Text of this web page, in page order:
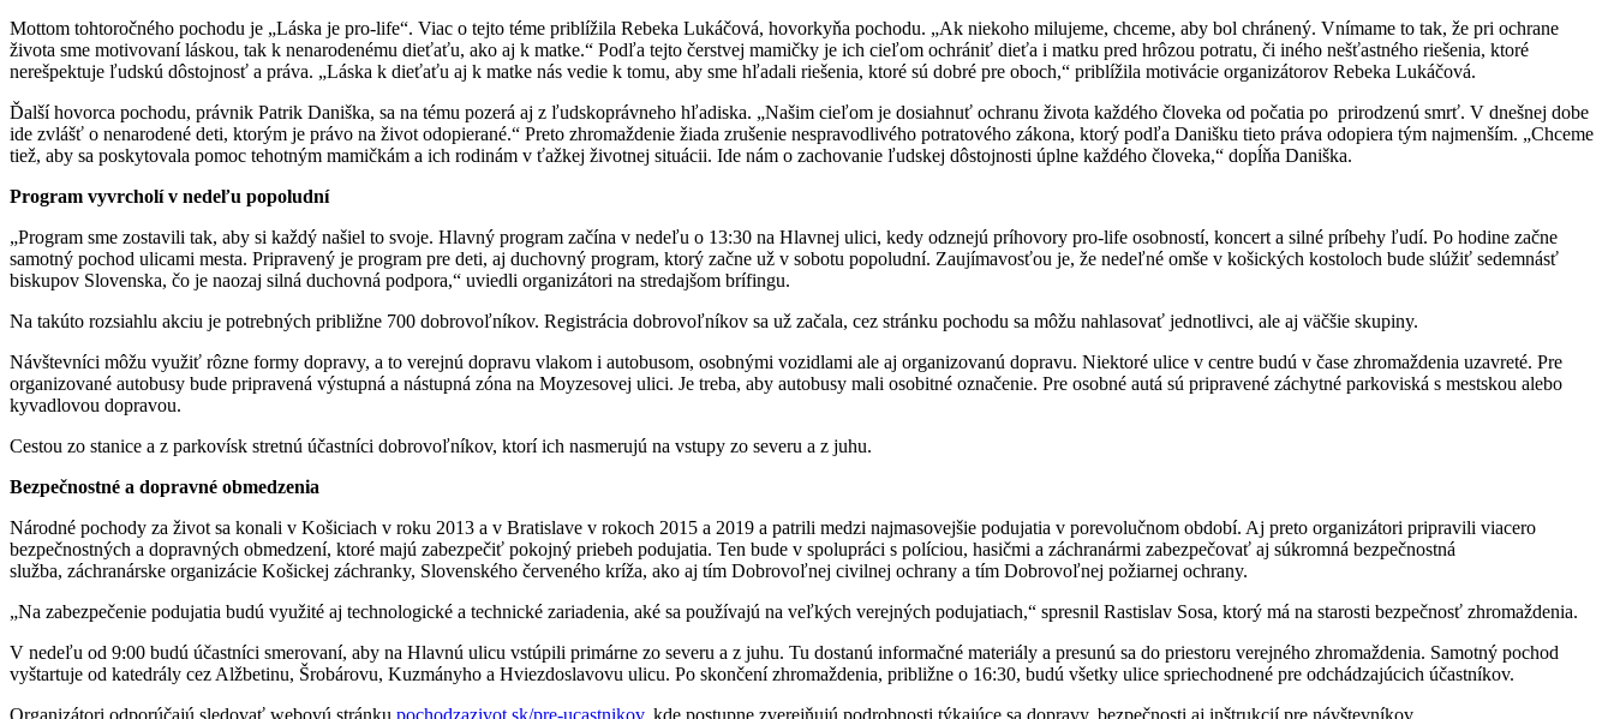
Mottom tohtoročného pochodu je „Láska je pro-life“. Viac o tejto téme priblížila Rebeka Lukáčová, hovorkyňa pochodu. „Ak niekoho milujeme, chceme, aby bol chránený. Vnímame to tak, že pri ochrane
života sme motivovaní láskou, tak k nenarodenému dieťaťu, ako aj k matke.“ Podľa tejto čerstvej mamičky je ich cieľom ochrániť dieťa i matku pred hrôzou potratu, či iného nešťastného riešenia, ktoré
nerešpektuje ľudskú dôstojnosť a práva. „Láska k dieťaťu aj k matke nás vedie k tomu, aby sme hľadali riešenia, ktoré sú dobré pre oboch,“ priblížila motivácie organizátorov Rebeka Lukáčová.
Ďalší hovorca pochodu, právnik Patrik Daniška, sa na tému pozerá aj z ľudskoprávneho hľadiska. „Našim cieľom je dosiahnuť ochranu života každého človeka od počatia po prirodzenú smrť. V dnešnej dobe
ide zvlášť o nenarodené deti, ktorým je právo na život odopierané.“ Preto zhromaždenie žiada zrušenie nespravodlivého potratového zákona, ktorý podľa Danišku tieto práva odopiera tým najmenším. „Chceme
tiež, aby sa poskytovala pomoc tehotným mamičkám a ich rodinám v ťažkej životnej situácii. Ide nám o zachovanie ľudskej dôstojnosti úplne každého človeka,“ dopĺňa Daniška.
Program vyvrcholí v nedeľu popoludní
„Program sme zostavili tak, aby si každý našiel to svoje. Hlavný program začína v nedeľu o 13:30 na Hlavnej ulici, kedy odznejú príhovory pro-life osobností, koncert a silné príbehy ľudí. Po hodine začne
samotný pochod ulicami mesta. Pripravený je program pre deti, aj duchovný program, ktorý začne už v sobotu popoludní. Zaujímavosťou je, že nedeľné omše v košických kostoloch bude slúžiť sedemnásť
biskupov Slovenska, čo je naozaj silná duchovná podpora,“ uviedli organizátori na stredajšom brífingu.
Na takúto rozsiahlu akciu je potrebných približne 700 dobrovoľníkov. Registrácia dobrovoľníkov sa už začala, cez stránku pochodu sa môžu nahlasovať jednotlivci, ale aj väčšie skupiny.
Návštevníci môžu využiť rôzne formy dopravy, a to verejnú dopravu vlakom i autobusom, osobnými vozidlami ale aj organizovanú dopravu. Niektoré ulice v centre budú v čase zhromaždenia uzavreté. Pre
organizované autobusy bude pripravená výstupná a nástupná zóna na Moyzesovej ulici. Je treba, aby autobusy mali osobitné označenie. Pre osobné autá sú pripravené záchytné parkoviská s mestskou alebo
kyvadlovou dopravou.
Cestou zo stanice a z parkovísk stretnú účastníci dobrovoľníkov, ktorí ich nasmerujú na vstupy zo severu a z juhu.
Bezpečnostné a dopravné obmedzenia
Národné pochody za život sa konali v Košiciach v roku 2013 a v Bratislave v rokoch 2015 a 2019 a patrili medzi najmasovejšie podujatia v porevolučnom období. Aj preto organizátori pripravili viacero
bezpečnostných a dopravných obmedzení, ktoré majú zabezpečiť pokojný priebeh podujatia. Ten bude v spolupráci s políciou, hasičmi a záchranármi zabezpečovať aj súkromná bezpečnostná
služba, záchranárske organizácie Košickej záchranky, Slovenského červeného kríža, ako aj tím Dobrovoľnej civilnej ochrany a tím Dobrovoľnej požiarnej ochrany.
„Na zabezpečenie podujatia budú využité aj technologické a technické zariadenia, aké sa používajú na veľkých verejných podujatiach,“ spresnil Rastislav Sosa, ktorý má na starosti bezpečnosť zhromaždenia.
V nedeľu od 9:00 budú účastníci smerovaní, aby na Hlavnú ulicu vstúpili primárne zo severu a z juhu. Tu dostanú informačné materiály a presunú sa do priestoru verejného zhromaždenia. Samotný pochod
vyštartuje od katedrály cez Alžbetinu, Šrobárovu, Kuzmányho a Hviezdoslavovu ulicu. Po skončení zhromaždenia, približne o 16:30, budú všetky ulice spriechodnené pre odchádzajúcich účastníkov.
Organizátori odporúčajú sledovať webovú stránku pochodzazivot.sk/pre-ucastnikov, kde postupne zverejňujú podrobnosti týkajúce sa dopravy, bezpečnosti aj inštrukcií pre návštevníkov.